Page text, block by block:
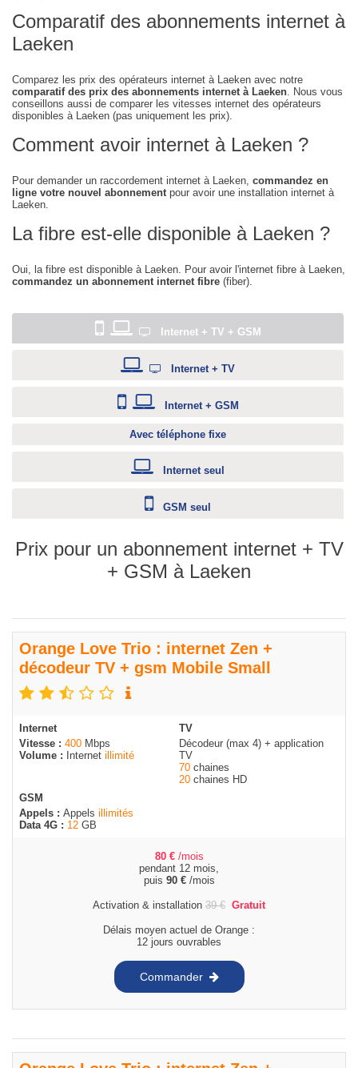
Comparatif des abonnements internet à
Laeken
Comparez les prix des opérateurs internet à Laeken avec notre
comparatif des prix des abonnements internet à Laeken. Nous vous
conseillons aussi de comparer les vitesses internet des opérateurs
disponibles à Laeken (pas uniquement les prix).
Comment avoir internet à Laeken ?
Pour demander un raccordement internet à Laeken, commandez en
ligne votre nouvel abonnementpour avoir une installation internet à
Laeken.
La fibre est-elle disponible à Laeken ?
Oui, la fibre est disponible à Laeken. Pour avoir l'internet fibre à Laeken,
commandez un abonnement internet fibre (fiber).
Internet + TV + GSM
Internet + TV
Internet + GSM
Avec téléphone fixe
Internet seul
GSM seul
Prix pour un abonnement internet + TV
+ GSM à Laeken
Orange Love Trio : internet Zen +
décodeur TV + gsm Mobile Small
Internet
Vitesse : 400 Mbps
Volume :
Internet illimité
TV
Décodeur (max 4) + application
TV
70 chaines
20 chaines HD
GSM
Appels : Appels illimités
Data 4G : 12 GB
80 € /mois
pendant 12 mois,
puis 90 €/mois
Activation & installation 39€ Gratuit
Délais moyen actuel de Orange :
12 jours ouvrables
Commander